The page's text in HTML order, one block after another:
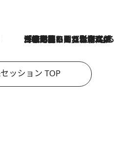
2026.8.3
「住宅建てられない…」「サーチャージ料の高値が続いている」ホルムズ海峡封鎖による影響はいつまで続く？《エネルギー専門家に聞く“どうなる日本の暮らし”》
ッション TOP